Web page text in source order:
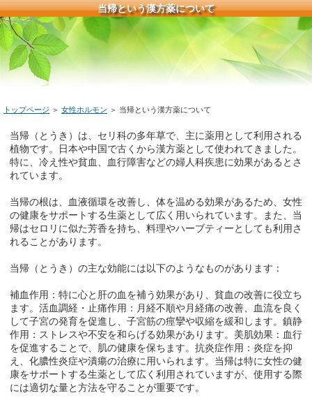
当帰という漢方薬について
トップページ ＞ 女性ホルモン ＞ 当帰という漢方薬について
当帰（とうき）は、セリ科の多年草で、主に薬用として利用される
植物です。日本や中国で古くから漢方薬として使われてきました。
特に、冷え性や貧血、血行障害などの婦人科疾患に効果があるとさ
れています。
当帰の根は、血液循環を改善し、体を温める効果があるため、女性
の健康をサポートする生薬として広く用いられています。また、当
帰はセロリに似た芳香を持ち、料理やハーブティーとしても利用さ
れることがあります。
当帰（とうき）の主な効能には以下のようなものがあります：
補血作用：特に心と肝の血を補う効果があり、貧血の改善に役立ち
ます。活血調経・止痛作用：月経不順や月経痛の改善、血流を良く
して子宮の発育を促進し、子宮筋の痙攣や収縮を緩和します。鎮静
作用：ストレスや不安を和らげる効果があります。美肌効果：血行
を促進することで、肌の健康を保ちます。抗炎症作用：炎症を抑
え、化膿性炎症や潰瘍の治療に用いられます。当帰は特に女性の健
康をサポートする生薬として広く利用されていますが、使用する際
には適切な量と方法を守ることが重要です。